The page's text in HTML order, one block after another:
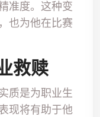
准度。这种变
也为他在比赛
救赎
质是为职业生
现将有助于他